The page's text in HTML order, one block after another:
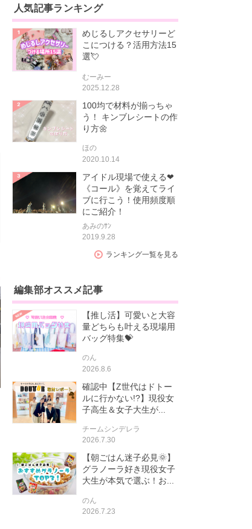
人気記事ランキング
めじるしアクセサリーど
こにつける？活用方法15
選💘
むーみー
2025.12.28
100均で材料が揃っちゃ
う！ キンブレシートの作
り方🌼
ほの
2020.10.14
アイドル現場で使える❤
《コール》を覚えてライ
ブに行こう！使用頻度順
にご紹介！
あみのｻﾝ
2019.9.28
ランキング一覧を見る
編集部オススメ記事
【推し活】可愛いと大容
量どちらも叶える現場用
バッグ特集💝
のん
2026.8.6
確認中【Z世代はドトー
ルに行かない!?】現役女
子高生＆女子大生が...
チームシンデレラ
2026.7.30
【朝ごはん迷子必見🌞】
グラノーラ好き現役女子
大生が本気で選ぶ！お...
のん
2026.7.23